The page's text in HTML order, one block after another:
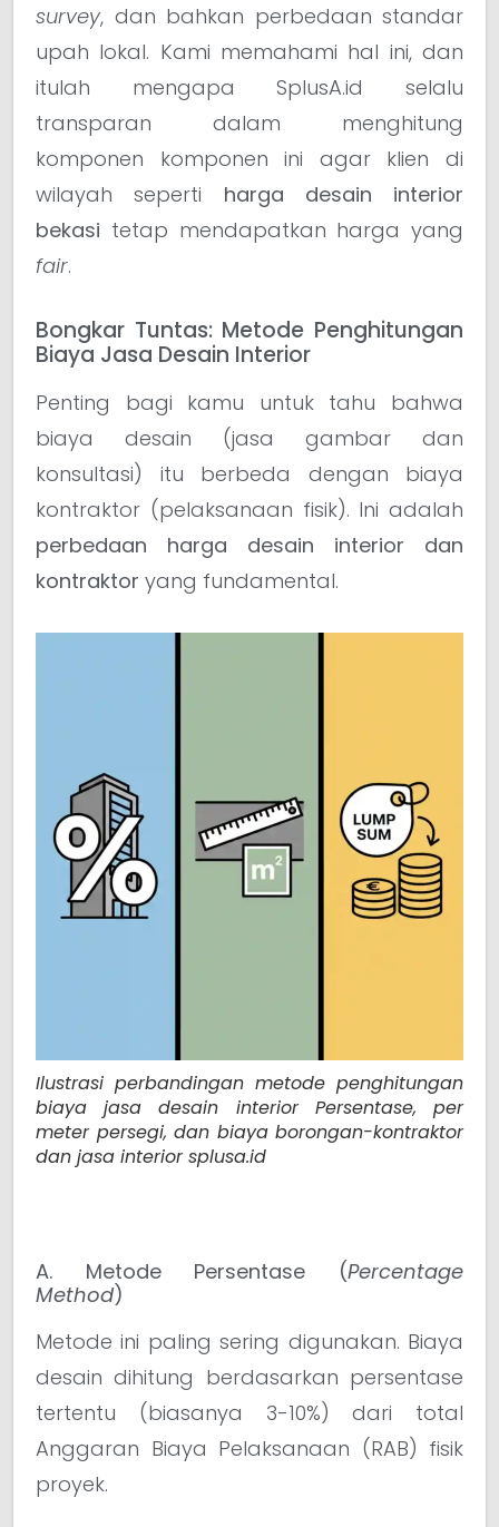
survey, dan bahkan perbedaan standar
upah lokal. Kami memahami hal ini, dan
itulah mengapa SplusA.id selalu
transparan dalam menghitung
komponen komponen ini agar klien di
wilayah seperti harga desain interior
bekasi tetap mendapatkan harga yang
fair.
Bongkar Tuntas: Metode Penghitungan
Biaya Jasa Desain Interior
Penting bagi kamu untuk tahu bahwa
biaya desain (jasa gambar dan
konsultasi) itu berbeda dengan biaya
kontraktor (pelaksanaan fisik). Ini adalah
perbedaan harga desain interior dan
kontraktor yang fundamental.
Ilustrasi perbandingan metode penghitungan
biaya jasa desain interior Persentase, per
meter persegi, dan biaya borongan-kontraktor
dan jasa interior splusa.id
A. Metode Persentase (Percentage
Method)
Metode ini paling sering digunakan. Biaya
desain dihitung berdasarkan persentase
tertentu (biasanya 3-10%) dari total
Anggaran Biaya Pelaksanaan (RAB) fisik
proyek.